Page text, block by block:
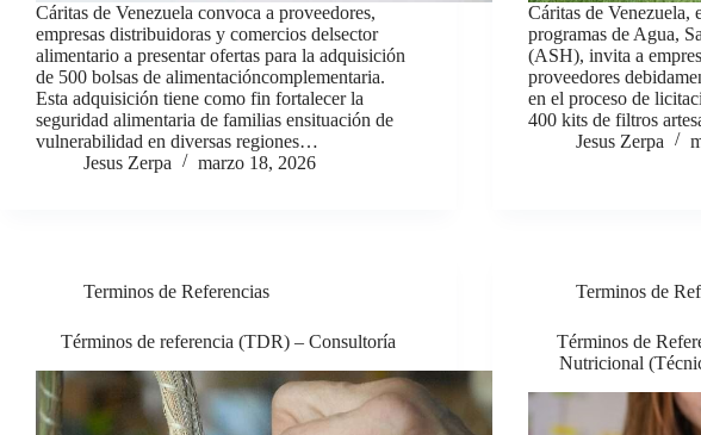
Cáritas de Venezuela convoca a proveedores,
empresas distribuidoras y comercios delsector
alimentario a presentar ofertas para la adquisición
de 500 bolsas de alimentacióncomplementaria.
Esta adquisición tiene como fin fortalecer la
seguridad alimentaria de familias ensituación de
vulnerabilidad en diversas regiones…
Jesus Zerpa
marzo 18, 2026
Cáritas de Venezuela,
programas de Agua,
(ASH), invita a
proveedores
en el proceso de
400 kits de filtros
Jesus Zerpa
Terminos de Referencias
Términos de referencia (TDR) – Consultoría
Terminos de
Términos de
Nutricional